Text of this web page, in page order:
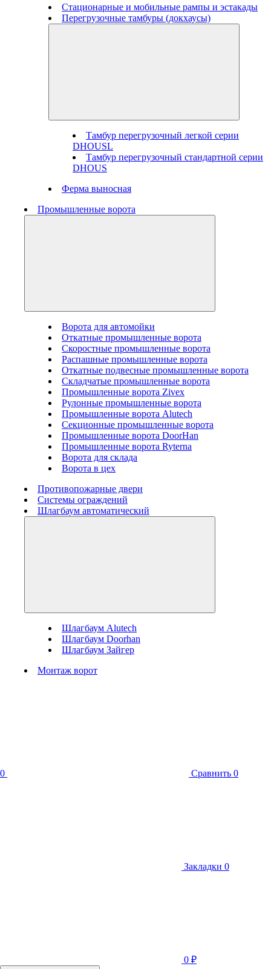
Стационарные и мобильные рампы и эстакады
Перегрузочные тамбуры (докхаусы)
Тамбур перегрузочный легкой серии
DHOUSL
Тамбур перегрузочный стандартной серии
DHOUS
Ферма выносная
Промышленные ворота
Ворота для автомойки
Откатные промышленные ворота
Скоростные промышленные ворота
Распашные промышленные ворота
Откатные подвесные промышленные ворота
Складчатые промышленные ворота
Промышленные ворота Zivex
Рулонные промышленные ворота
Промышленные ворота Alutech
Секционные промышленные ворота
Промышленные ворота DoorHan
Промышленные ворота Ryterna
Ворота для склада
Ворота в цех
Противопожарные двери
Системы ограждений
Шлагбаум автоматический
Шлагбаум Alutech
Шлагбаум Doorhan
Шлагбаум Зайгер
Монтаж ворот
0 Сравнить 0
Закладки 0
0 ₽